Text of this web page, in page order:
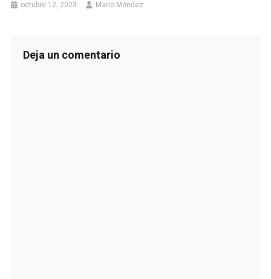
octubre 12, 2023 Mario Méndez
Deja un comentario